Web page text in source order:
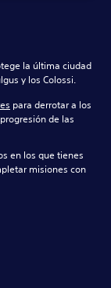
la última ciudad
y los Colossi.
para derrotar a los
de las
en los que tienes
misiones con